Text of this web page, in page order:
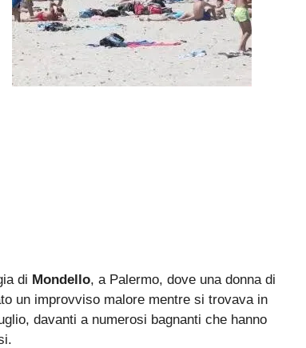
di Mondello, a Palermo, dove una donna di
un improvviso malore mentre si trovava in
davanti a numerosi bagnanti che hanno